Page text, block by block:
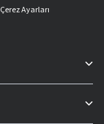
Çerez Ayarları